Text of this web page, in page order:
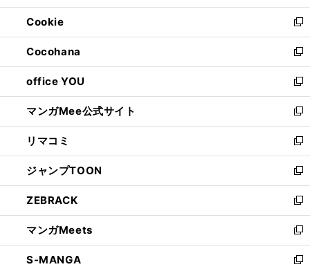
開
く
ウ
で
開
く
ン
ド
ウ
で
開
く
ウ
ィ
ン
ド
ウ
で
開
く
Cookie
新
し
い
ウ
ィ
ン
ド
ウ
で
開
く
Cocohana
新
し
い
ウ
ィ
ン
ド
ウ
で
開
く
office YOU
新
し
い
ウ
ィ
ン
ド
ウ
で
開
く
マンガMee公式サイト
新
し
い
ウ
ィ
ン
ド
ウ
で
開
く
リマコミ
新
し
い
ウ
ィ
ン
ド
ウ
で
ジャンプTOON
新
し
い
ウ
ィ
ン
ド
ZEBRACK
新
し
い
ウ
ィ
マンガMeets
新
し
い
S-MANGA
新